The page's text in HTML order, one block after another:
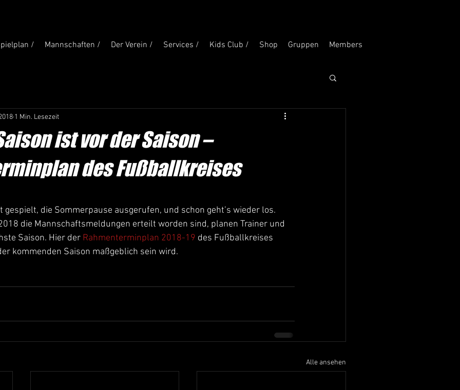
/ Mannschaften / Der Verein / Services / Kids Club / Shop Gruppen Members
ist vor der Saison –
des Fußballkreises
1 Min. Lesezeit
gespielt, die Sommerpause ausgerufen, und schon geht’s wieder los.
die Mannschaftsmeldungen erteilt worden sind, planen Trainer und
Saison. Hier der Rahmenterminplan 2018-19 des Fußballkreises
kommenden Saison maßgeblich sein wird.
Alle ansehen